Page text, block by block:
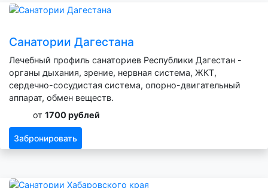
Санатории Дагестана
Лечебный профиль санаториев Республики Дагестан -
органы дыхания, зрение, нервная система, ЖКТ,
сердечно-сосудистая система, опорно-двигательный
аппарат, обмен веществ.
от 1700 рублей
Забронировать